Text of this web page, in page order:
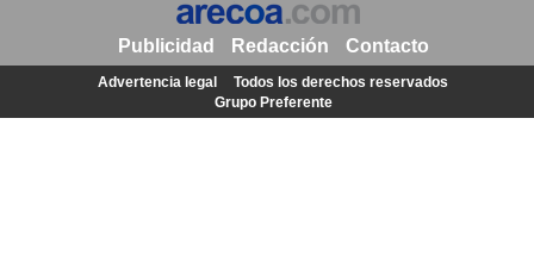
Publicidad Redacción Contacto
Advertencia legal
Todos los derechos reservados
Grupo Preferente